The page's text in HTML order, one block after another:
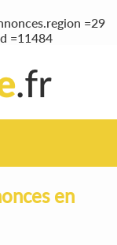
=29
=11484
en